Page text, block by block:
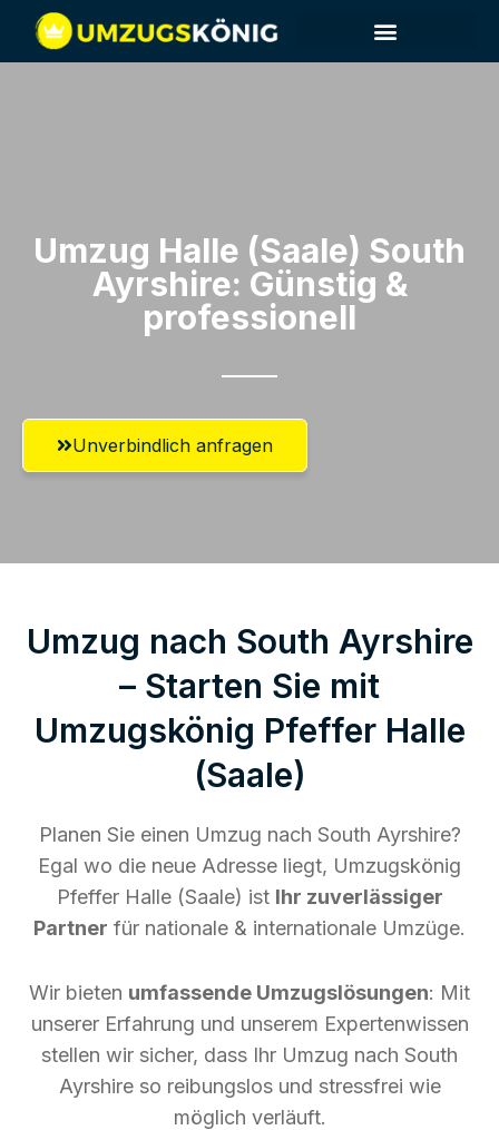
Umzug Halle (Saale)​ South
Ayrshire: Günstig &
professionell​
Unverbindlich anfragen
Umzug nach South Ayrshire
– Starten Sie mit
Umzugskönig Pfeffer Halle
(Saale)
Planen Sie einen Umzug nach South Ayrshire?
Egal wo die neue Adresse liegt, Umzugskönig
Pfeffer Halle (Saale) ist Ihr zuverlässiger
Partner für nationale & internationale Umzüge.
Wir bieten umfassende Umzugslösungen: Mit
unserer Erfahrung und unserem Expertenwissen
stellen wir sicher, dass Ihr Umzug nach South
Ayrshire so reibungslos und stressfrei wie
möglich verläuft.